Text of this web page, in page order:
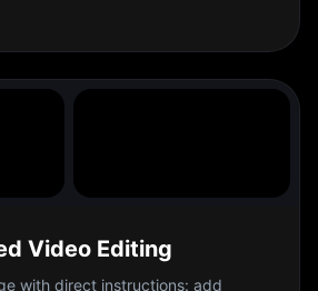
Video Editing
with direct instructions: add